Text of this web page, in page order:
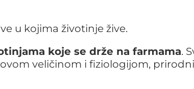
u kojima životinje žive.
koje se drže na farmama.
veličinom i fiziologijom,